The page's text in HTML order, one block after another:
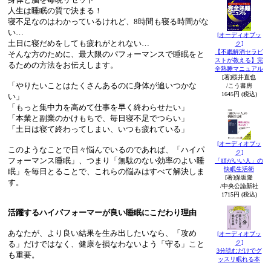
人生は睡眠の質で決まる！
寝不足なのはわかっているけれど、8時間も寝る時間がな
い…
土日に寝だめをしても疲れがとれない…
そんな方のために、最大限のパフォーマンスで睡眠をと
るための方法をお伝えします。
「やりたいことはたくさんあるのに身体が追いつかな
い」
「もっと集中力を高めて仕事を早く終わらせたい」
「本業と副業のかけもちで、毎日寝不足でつらい」
「土日は寝て終わってしまい、いつも疲れている」
このようなことで日々悩んでいるのであれば、「ハイパ
フォーマンス睡眠」、つまり「無駄のない効率のよい睡
眠」を毎日とることで、これらの悩みはすべて解決しま
す。
活躍するハイパフォーマーが良い睡眠にこだわり理由
あなたが、より良い結果を生み出したいなら、「攻め
る」だけではなく、健康を損なわないよう「守る」こと
も重要。
[オーディオブッ
ク]
【不眠解消セラピ
ストが教える】完
全熟睡マニュアル
[著]桜井直也
/こう書房
1645円 (税込)
[オーディオブッ
ク]
「頭がいい人」の
快眠生活術
[著]保坂隆
/中央公論新社
1715円 (税込)
[オーディオブッ
ク]
3分読むだけでグ
ッスリ眠れる本